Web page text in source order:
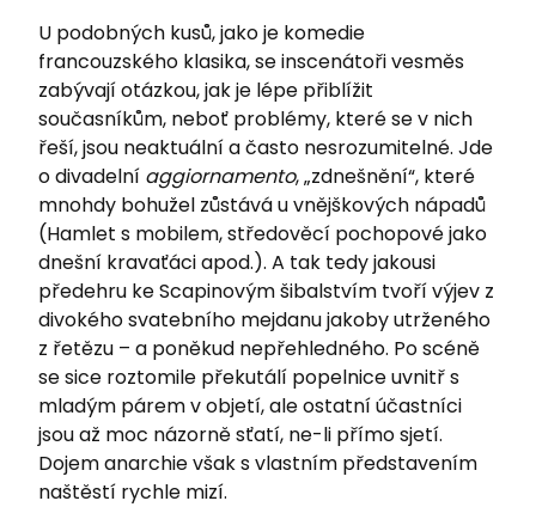
U podobných kusů, jako je komedie
francouzského klasika, se inscenátoři vesměs
zabývají otázkou, jak je lépe přiblížit
současníkům, neboť problémy, které se v nich
řeší, jsou neaktuální a často nesrozumitelné. Jde
o divadelní aggiornamento, „zdnešnění“, které
mnohdy bohužel zůstává u vnějškových nápadů
(Hamlet s mobilem, středověcí pochopové jako
dnešní kravaťáci apod.). A tak tedy jakousi
předehru ke Scapinovým šibalstvím tvoří výjev z
divokého svatebního mejdanu jakoby utrženého
z řetězu – a poněkud nepřehledného. Po scéně
se sice roztomile překutálí popelnice uvnitř s
mladým párem v objetí, ale ostatní účastníci
jsou až moc názorně sťatí, ne-li přímo sjetí.
Dojem anarchie však s vlastním představením
naštěstí rychle mizí.